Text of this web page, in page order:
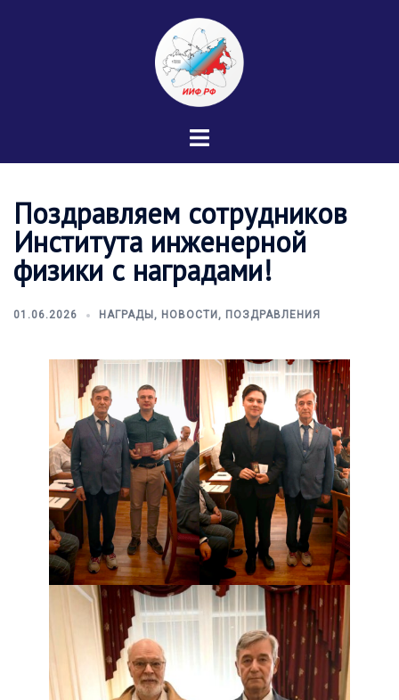
Переключатель
Поздравляем сотрудников
Института инженерной
физики с наградами!
01.06.2026 НАГРАДЫ , НОВОСТИ , ПОЗДРАВЛЕНИЯ